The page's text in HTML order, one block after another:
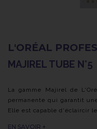
L'ORÉAL
MAJIREL TUBE N°5
La gamme Majirel de
permanente qui garantit
Elle est capable d'éclaircir
EN SAVOIR +